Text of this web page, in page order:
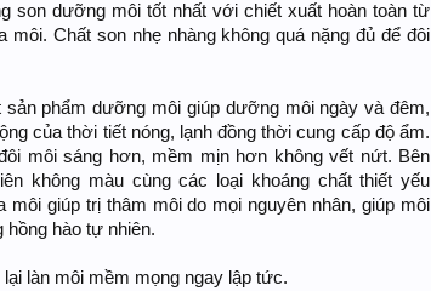
son dưỡng môi tốt nhất với chiết xuất hoàn toàn từ
Chất son nhẹ nhàng không quá nặng đủ để đôi
phẩm dưỡng môi giúp dưỡng môi ngày và đêm,
của thời tiết nóng, lạnh đồng thời cung cấp độ ẩm.
môi sáng hơn, mềm mịn hơn không vết nứt. Bên
không màu cùng các loại khoáng chất thiết yếu
giúp trị thâm môi do mọi nguyên nhân, giúp môi
hồng hào tự nhiên.
làn môi mềm mọng ngay lập tức.